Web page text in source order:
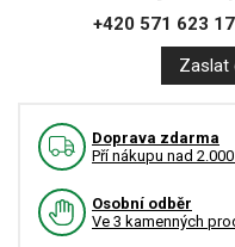
+420 571 623
Zaslat
Doprava zdarma
Pří nákupu nad
Osobní odběr
Ve 3 kamenných